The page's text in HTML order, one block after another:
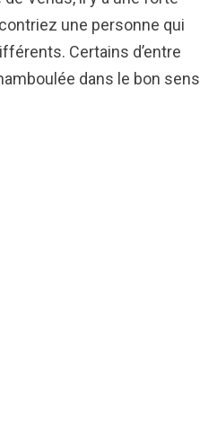
une personne qui
Certains d’entre
dans le bon sens